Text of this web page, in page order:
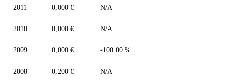
2011 0,000 € N/A
2010 0,000 € N/A
2009 0,000 € -100.00 %
2008 0,200 € N/A